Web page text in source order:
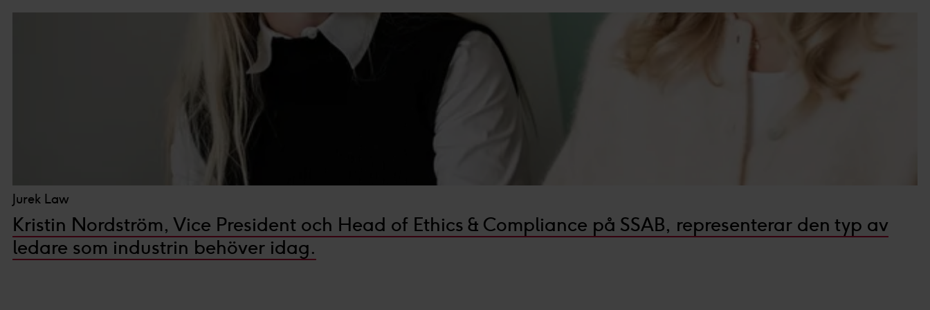
Jurek Law
Kristin Nordström, Vice President och Head of Ethics & Compliance på SSAB, representerar den typ av
ledare som industrin behöver idag.